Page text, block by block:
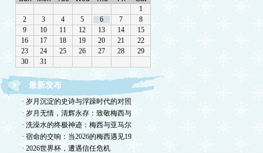
最新发布
· 岁月沉淀的史诗与浮躁时代的对照
· 岁月无情，清辉永存：致敬梅西与
· 洗澡水的终极神迹：梅西与亚马尔
· 宿命的交响：当2026的梅西遇见19
· 2026世界杯，遭遇信任危机